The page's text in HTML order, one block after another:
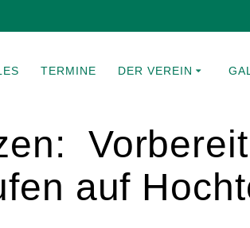
TERMINE DER VEREIN
auf